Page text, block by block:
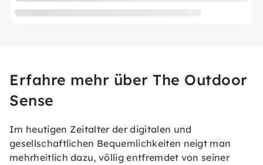
Erfahre mehr über The Outdoor
Sense
Im heutigen Zeitalter der digitalen und
gesellschaftlichen Bequemlichkeiten neigt man
mehrheitlich dazu, völlig entfremdet von seiner